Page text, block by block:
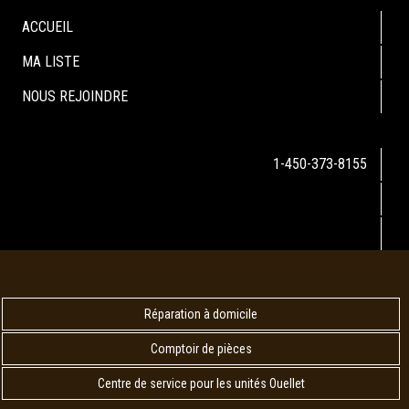
ACCUEIL
MA LISTE
NOUS REJOINDRE
1-450-373-8155
Réparation à domicile
Comptoir de pièces
Centre de service pour les unités Ouellet